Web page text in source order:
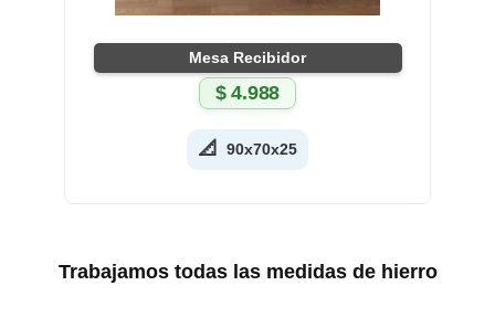
Mesa Recibidor
$4.988
📐 90x70x25
Trabajamos todas las medidas de hierro